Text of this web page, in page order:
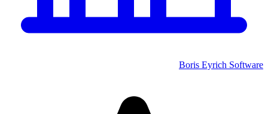
Boris Eyrich Software